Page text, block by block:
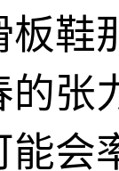
板鞋
的张
会